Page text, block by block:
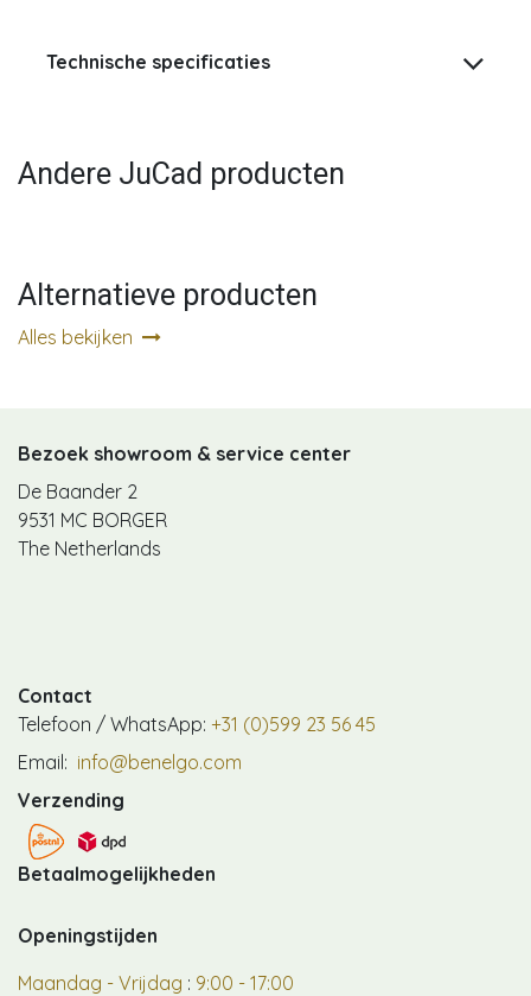
Technische specificaties
Andere JuCad producten
Alternatieve producten
Alles bekijken
Bezoek showroom & service center
De Baander 2
9531 MC BORGER
The Netherlands
Contact
Telefoon / WhatsApp: +31 (0)599 23 56 45
Email: info@benelgo.com
Verzending
Betaalmogelijkheden
Openingstijden
Maandag - Vrijdag : 9:00 - 17:00